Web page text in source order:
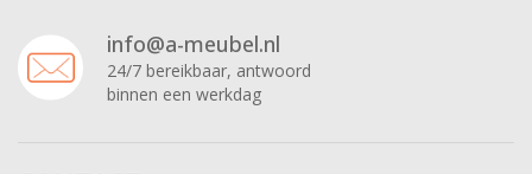
info@a-meubel.nl
24/7 bereikbaar, antwoord
binnen een werkdag